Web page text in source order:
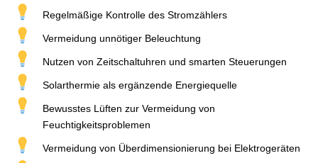
Regelmäßige Kontrolle des Stromzählers
Vermeidung unnötiger Beleuchtung
Nutzen von Zeitschaltuhren und smarten Steuerungen
Solarthermie als ergänzende Energiequelle
Bewusstes Lüften zur Vermeidung von
Feuchtigkeitsproblemen
Vermeidung von Überdimensionierung bei Elektrogeräten